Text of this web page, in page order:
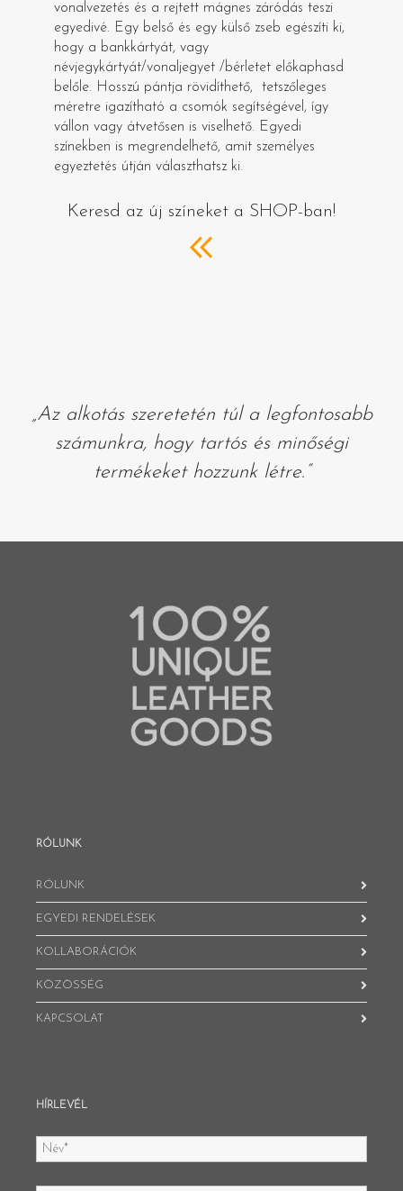
vonalvezetés és a rejtett mágnes záródás teszi
egyedivé. Egy belső és egy külső zseb egészíti ki,
hogy a bankkártyát, vagy
névjegykártyát/vonaljegyet /bérletet előkaphasd
belőle. Hosszú pántja rövidíthető, tetszőleges
méretre igazítható a csomók segítségével, így
vállon vagy átvetősen is viselhető. Egyedi
színekben is megrendelhető, amit személyes
egyeztetés útján választhatsz ki.
Keresd az új színeket a SHOP-ban!
„Az alkotás szeretetén túl a legfontosabb
számunkra, hogy tartós és minőségi
termékeket hozzunk létre.”
RÓLUNK
RÓLUNK
EGYEDI RENDELÉSEK
KOLLABORÁCIÓK
KÖZÖSSÉG
KAPCSOLAT
HÍRLEVÉL